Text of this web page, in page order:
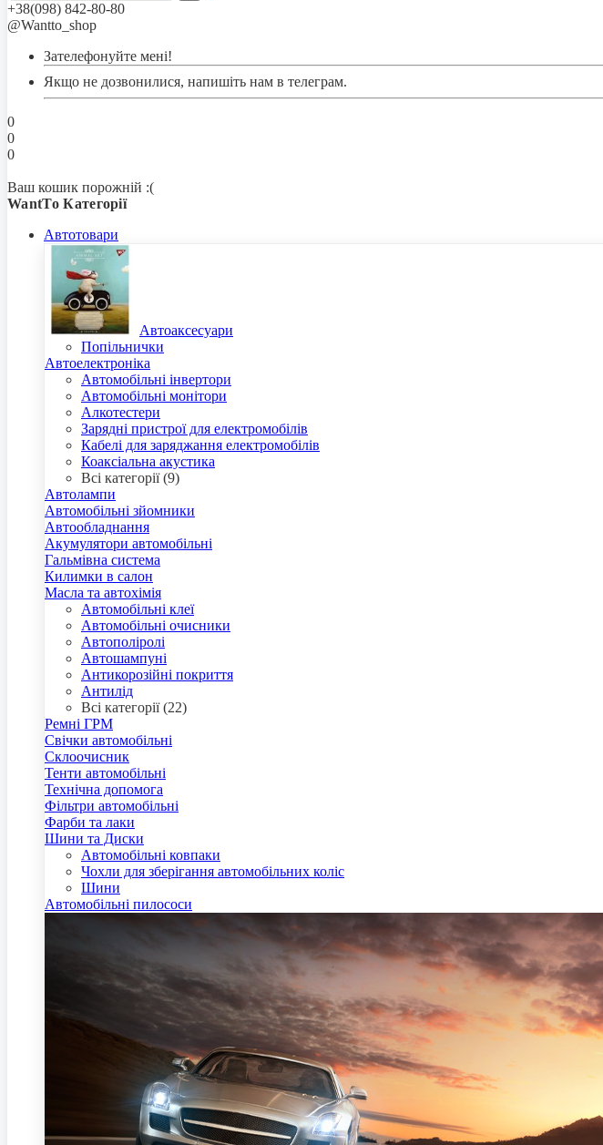
+38(098) 842-80-80
@Wantto_shop
Зателефонуйте мені!
Якщо не дозвонилися, напишіть нам в телеграм.
0
0
0
Ваш кошик порожній :(
WantTo Категорії
Автотовари
Автоаксесуари
Попільнички
Автоелектроніка
Автомобільні інвертори
Автомобільні монітори
Алкотестери
Зарядні пристрої для електромобілів
Кабелі для заряджання електромобілів
Коаксіальна акустика
Всі категорії (9)
Автолампи
Автомобільні зйомники
Автообладнання
Акумулятори автомобільні
Гальмівна система
Килимки в салон
Масла та автохімія
Автомобільні клеї
Автомобільні очисники
Автополіролі
Автошампуні
Антикорозійні покриття
Антилід
Всі категорії (22)
Ремні ГРМ
Свічки автомобільні
Склоочисник
Тенти автомобільні
Технічна допомога
Фільтри автомобільні
Фарби та лаки
Шини та Диски
Автомобільні ковпаки
Чохли для зберігання автомобільних коліс
Шини
Автомобільні пилососи